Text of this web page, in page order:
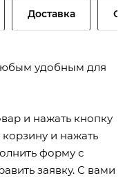
Доставка
удобным для
и нажать кнопку
корзину и нажать
форму с
заявку. С вами